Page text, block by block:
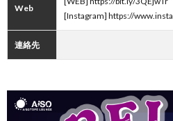
Web
[Instagram] https://
連絡先